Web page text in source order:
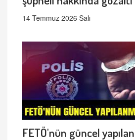
14 Temmuz 2026 Salı
FETÖ'nün güncel